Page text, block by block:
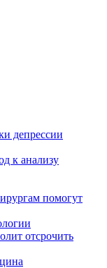
депрессии
к анализу
помогут
отсрочить